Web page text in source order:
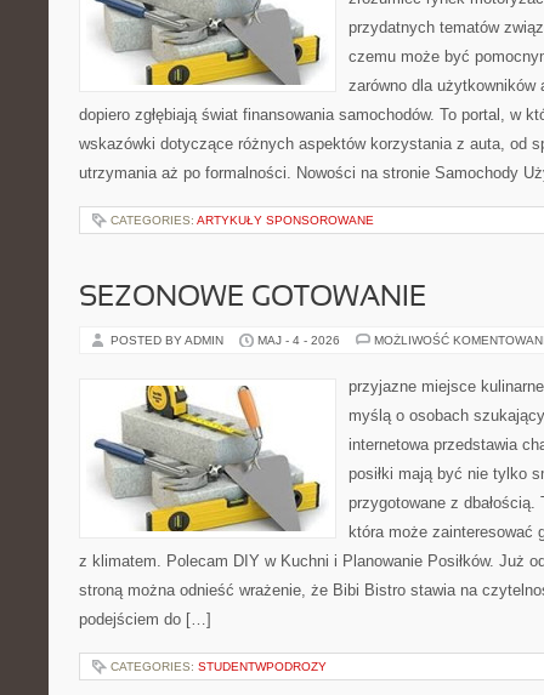
przydatnych tematów
czemu może być
zarówno dla
dopiero zgłębiają świat finansowania samochodów. To portal, w
wskazówki dotyczące różnych aspektów korzystania z auta, od
utrzymania aż po formalności. Nowości na stronie Samochody
CATEGORIES: ARTYKUŁY SPONSOROWANE
SEZONOWE GOTOWANIE
POSTED BY ADMIN MAJ - 4 - 2026 MOŻLIWOŚĆ
przyjazne miejsce
myślą o osobach
internetowa przedstawia
posiłki mają być nie tylko
przygotowane z
która może zainteresować
z klimatem. Polecam DIY w Kuchni i Planowanie Posiłków. Już
stroną można odnieść wrażenie, że Bibi Bistro stawia na
podejściem do […]
CATEGORIES: STUDENTWPODROZY